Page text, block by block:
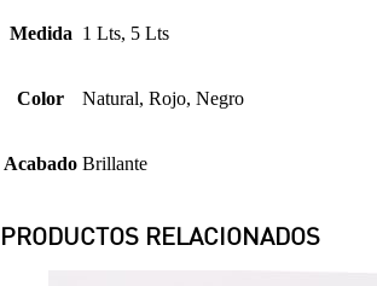
Medida 1 Lts, 5 Lts
Color Natural, Rojo, Negro
Acabado Brillante
PRODUCTOS RELACIONADOS